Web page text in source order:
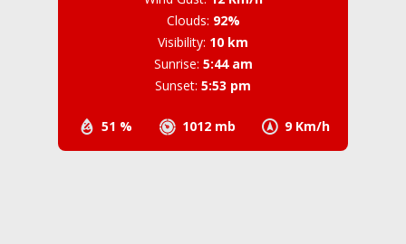
51 % 1012 mb 9 Km/h
Clouds: 92%
Visibility: 10 km
Sunrise: 5:44 am
Sunset: 5:53 pm